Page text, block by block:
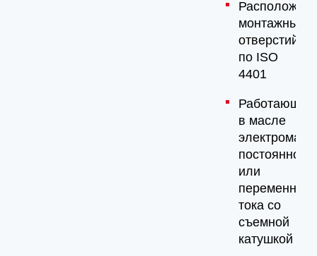
монтажных
отверстий
по ISO
4401
Работающие
в масле
постоянного
или
переменного
тока со
съемной
катушкой